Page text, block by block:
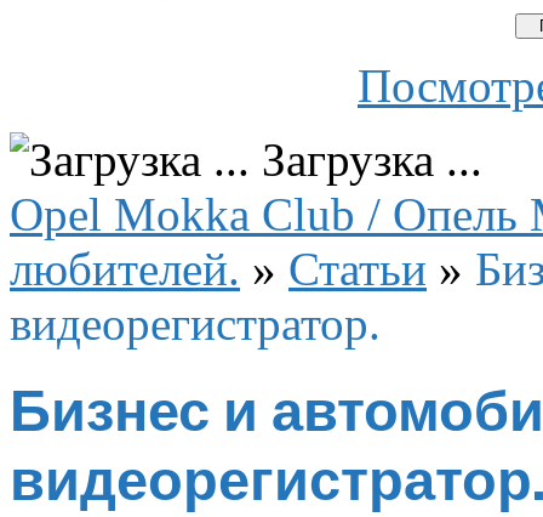
Загрузка ...
Opel Mokka Club / Опель
любителей. » Статьи »
видеорегистратор.
Бизнес и
видеорегистратор.